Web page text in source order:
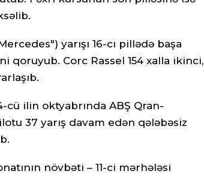
yarışı 16-cı pillədə başa
qoruyub. Corc Rassel 154 xalla ikinci,
ilin oktyabrında ABŞ Qran-
37 yarış davam edən qələbəsiz
növbəti – 11-ci mərhələsi